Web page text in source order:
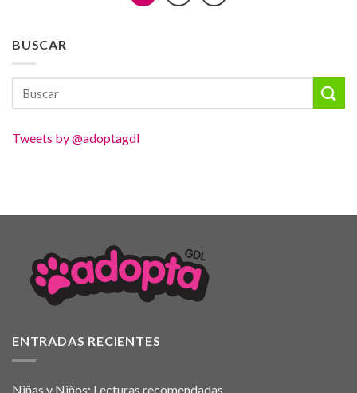
BUSCAR
Tweets by @adoptagdl
ENTRADAS RECIENTES
Niñas y Niños: Lecturas recomendadas